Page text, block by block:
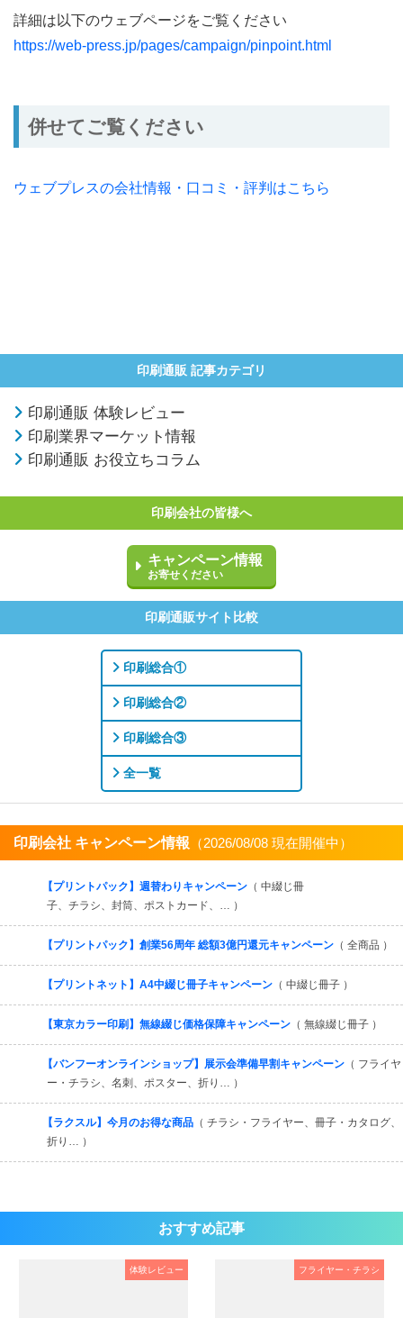
詳細は以下のウェブページをご覧ください
https://web-press.jp/pages/campaign/pinpoint.html
併せてご覧ください
ウェブプレスの会社情報・口コミ・評判はこちら
印刷通販 記事カテゴリ
印刷通販 体験レビュー
印刷業界マーケット情報
印刷通販 お役立ちコラム
印刷会社の皆様へ
キャンペーン情報
お寄せください
印刷通販サイト比較
印刷総合①
印刷総合②
印刷総合③
全一覧
印刷会社 キャンペーン情報 （2026/08/08 現在開催中）
【プリントパック】週替わりキャンペーン （ 中綴じ冊
子、チラシ、封筒、ポストカード、… ）
【プリントパック】創業56周年 総額3億円還元キャンペーン （ 全商品 ）
【プリントネット】A4中綴じ冊子キャンペーン （ 中綴じ冊子 ）
【東京カラー印刷】無線綴じ価格保障キャンペーン （ 無線綴じ冊子 ）
【バンフーオンラインショップ】展示会準備早割キャンペーン （ フライヤ
ー・チラシ、名刺、ポスター、折り… ）
【ラクスル】今月のお得な商品 （ チラシ・フライヤー、冊子・カタログ、
折り… ）
おすすめ記事
体験レビュー フライヤー・チラシ